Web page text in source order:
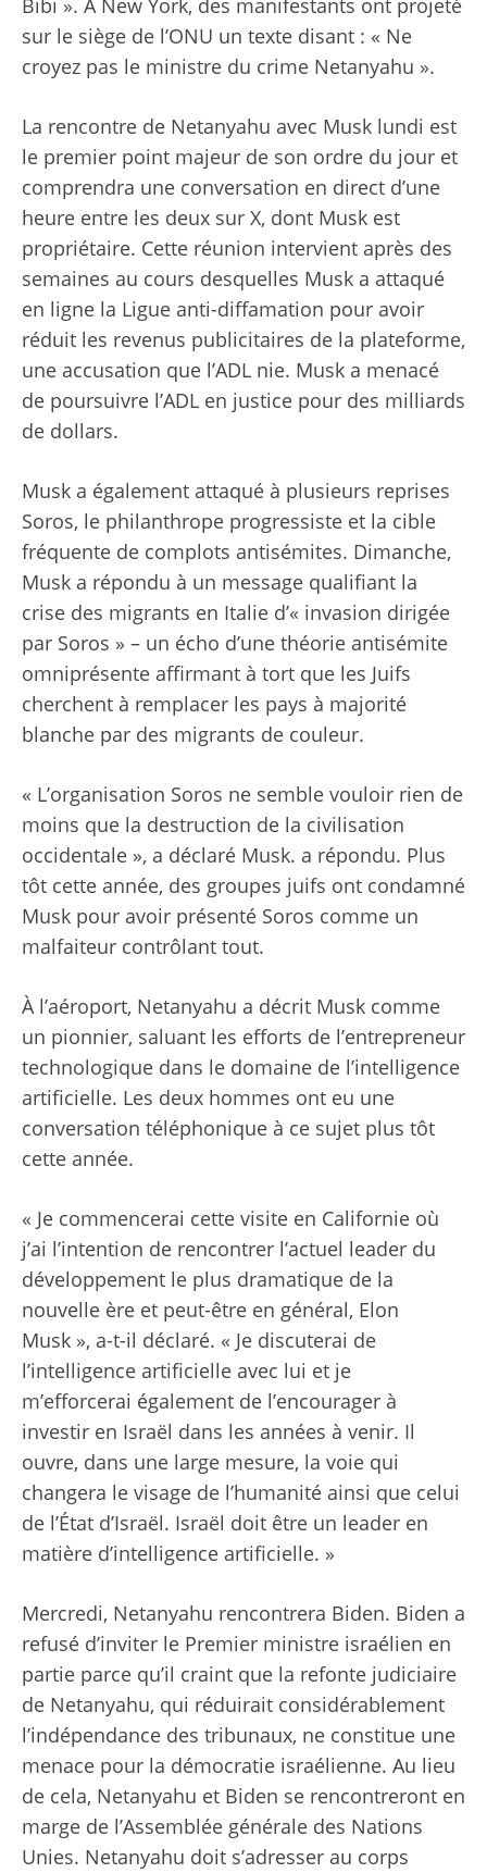
Bibi ». À New York, des manifestants ont projeté
sur le siège de l’ONU un texte disant : « Ne
croyez pas le ministre du crime Netanyahu ».
La rencontre de Netanyahu avec Musk lundi est
le premier point majeur de son ordre du jour et
comprendra une conversation en direct d’une
heure entre les deux sur X, dont Musk est
propriétaire. Cette réunion intervient après des
semaines au cours desquelles Musk a attaqué
en ligne la Ligue anti-diffamation pour avoir
réduit les revenus publicitaires de la plateforme,
une accusation que l’ADL nie. Musk a menacé
de poursuivre l’ADL en justice pour des milliards
de dollars.
Musk a également attaqué à plusieurs reprises
Soros, le philanthrope progressiste et la cible
fréquente de complots antisémites. Dimanche,
Musk a répondu à un message qualifiant la
crise des migrants en Italie d’« invasion dirigée
par Soros » – un écho d’une théorie antisémite
omniprésente affirmant à tort que les Juifs
cherchent à remplacer les pays à majorité
blanche par des migrants de couleur.
« L’organisation Soros ne semble vouloir rien de
moins que la destruction de la civilisation
occidentale », a déclaré Musk. a répondu. Plus
tôt cette année, des groupes juifs ont condamné
Musk pour avoir présenté Soros comme un
malfaiteur contrôlant tout.
À l’aéroport, Netanyahu a décrit Musk comme
un pionnier, saluant les efforts de l’entrepreneur
technologique dans le domaine de l’intelligence
artificielle. Les deux hommes ont eu une
conversation téléphonique à ce sujet plus tôt
cette année.
« Je commencerai cette visite en Californie où
j’ai l’intention de rencontrer l’actuel leader du
développement le plus dramatique de la
nouvelle ère et peut-être en général, Elon
Musk », a-t-il déclaré. « Je discuterai de
l’intelligence artificielle avec lui et je
m’efforcerai également de l’encourager à
investir en Israël dans les années à venir. Il
ouvre, dans une large mesure, la voie qui
changera le visage de l’humanité ainsi que celui
de l’État d’Israël. Israël doit être un leader en
matière d’intelligence artificielle. »
Mercredi, Netanyahu rencontrera Biden. Biden a
refusé d’inviter le Premier ministre israélien en
partie parce qu’il craint que la refonte judiciaire
de Netanyahu, qui réduirait considérablement
l’indépendance des tribunaux, ne constitue une
menace pour la démocratie israélienne. Au lieu
de cela, Netanyahu et Biden se rencontreront en
marge de l’Assemblée générale des Nations
Unies. Netanyahu doit s’adresser au corps